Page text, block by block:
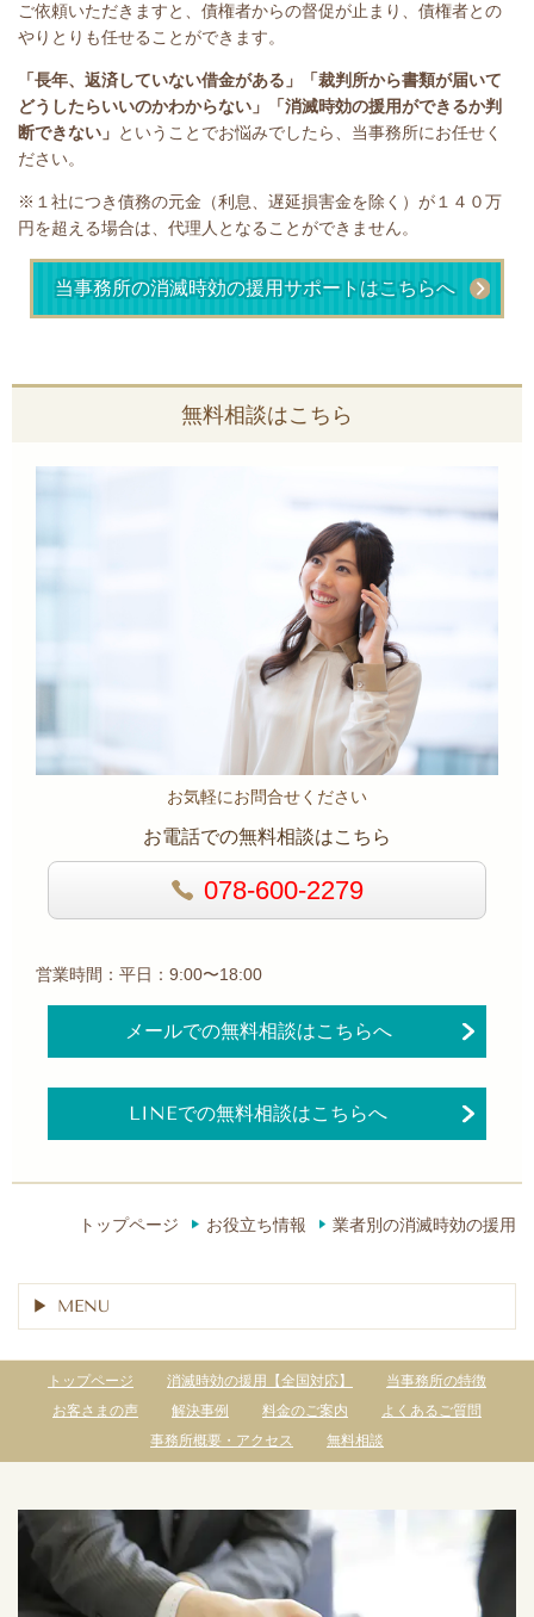
ご依頼いただきますと、債権者からの督促が止まり、債権者との
やりとりも任せることができます。
「長年、返済していない借金がある」
「裁判所から書類が届いて
どうしたらいいのかわからない」「消滅時効の援用ができるか判
断できない」 ということでお悩みでしたら、当事務所にお任せく
ださい。
※１社につき債務の元金（利息、遅延損害金を除く）が１４０万
円を超える場合は、代理人となることができません。
当事務所の消滅時効の援用サポートはこちらへ
無料相談はこちら
お気軽にお問合せください
お電話での無料相談はこちら
078-600-2279
営業時間：平日：9:00〜18:00
メールでの無料相談はこちらへ
LINEでの無料相談はこちらへ
トップページ お役立ち情報 業者別の消滅時効の援用
MENU
トップページ 消滅時効の援用【全国対応】
当事務所の特徴
お客さまの声
解決事例 料金のご案内
よくあるご質問
事務所概要・アクセス
無料相談